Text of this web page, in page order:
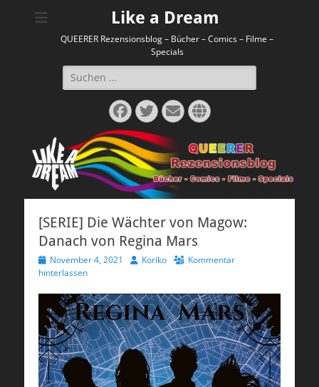
Like a Dream
QUEERER Rezensionsblog – Bücher – Comics – Filme –
Specials
Suchen
nach:
Facebook
Twitter
E-
Mail
Website
[SERIE] Die Wächter von Magow:
Danach von Regina Mars
Veröffentlicht
am
November 4, 2021 AutorKoriko
Kommentar
hinterlassen